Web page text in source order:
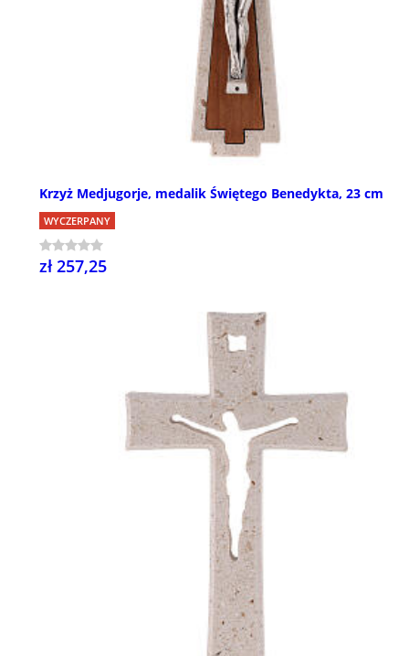
Krzyż Medjugorje, medalik Świętego Benedykta, 23 cm
WYCZERPANY
zł 257,25